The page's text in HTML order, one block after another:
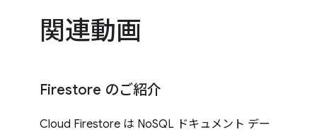
関連動画
Firestore のご紹介
Cloud Firestore は NoSQL ドキュメント デー